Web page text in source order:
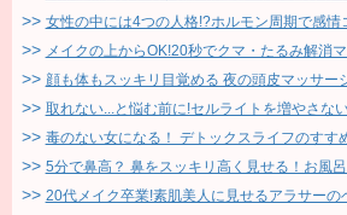
女性の中には4つの人格!?ホルモン周期で感情
メイクの上からOK!20秒でクマ・たるみ解消
顔も体もスッキリ目覚める 夜の頭皮マッサー
取れない...と悩む前に!セルライトを増やさな
毒のない女になる！ デトックスライフのすす
5分で鼻高？ 鼻をスッキリ高く見せる！お風
20代メイク卒業!素肌美人に見せるアラサーの